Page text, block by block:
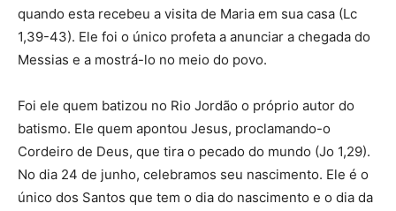
quando esta recebeu a visita de Maria em sua casa (Lc
1,39-43). Ele foi o único profeta a anunciar a chegada do
Messias e a mostrá-lo no meio do povo.
Foi ele quem batizou no Rio Jordão o próprio autor do
batismo. Ele quem apontou Jesus, proclamando-o
Cordeiro de Deus, que tira o pecado do mundo (Jo 1,29).
No dia 24 de junho, celebramos seu nascimento. Ele é o
único dos Santos que tem o dia do nascimento e o dia da